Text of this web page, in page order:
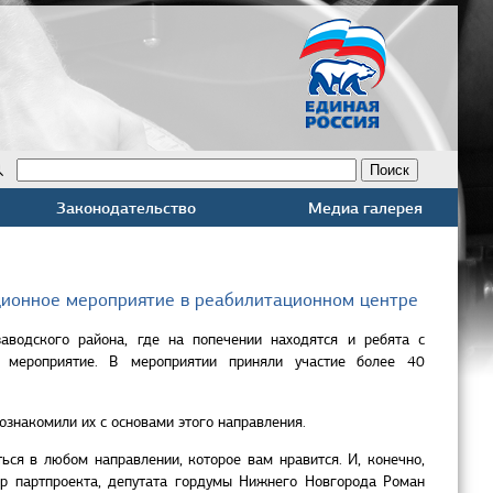
Законодательство Медиа галерея
мероприятие в реабилитационном центре
района, где на попечении находятся и ребята с
мероприятие. В мероприятии приняли участие более 40
их с основами этого направления.
в любом направлении, которое вам нравится. И, конечно,
партпроекта, депутата гордумы Нижнего Новгорода Роман